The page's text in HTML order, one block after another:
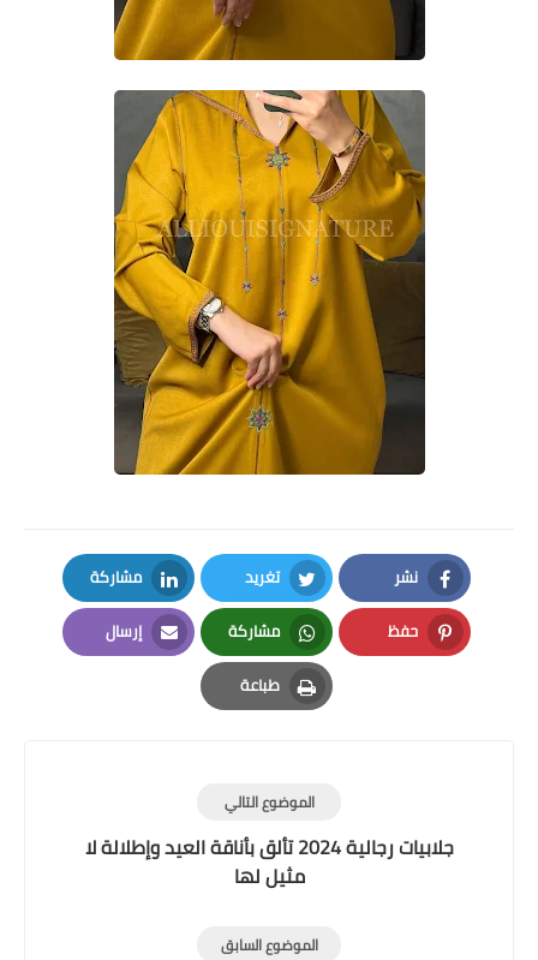
نشر
Facebook
تغريد
Twitter
مشاركة
LinkedIn
حفظ
Pinterest
مشاركة
Whatsapp
إرسال
Email
طباعة
Print
الموضوع التالي
جلابيات رجالية 2024 تألق بأناقة العيد وإطلالة لا
مثيل لها
الموضوع السابق